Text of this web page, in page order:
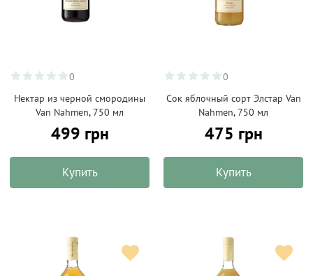
0
Нектар из черной смородины
Van Nahmen, 750 мл
499 грн
Купить
0
Сок яблочный сорт Элстар Van
Nahmen, 750 мл
475 грн
Купить